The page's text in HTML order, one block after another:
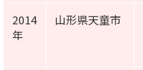
2014
年
山形県天童市